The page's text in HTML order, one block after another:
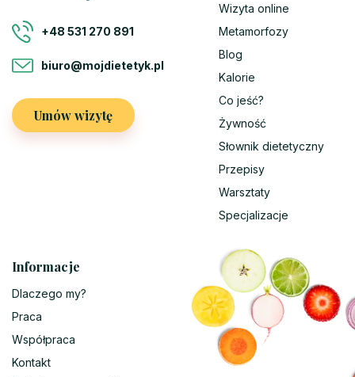
+48 531 270 891
biuro@mojdietetyk.pl
Umów wizytę
Wizyta online
Metamorfozy
Blog
Kalorie
Co jeść?
Żywność
Słownik dietetyczny
Przepisy
Warsztaty
Specjalizacje
Informacje
Dlaczego my?
Praca
Współpraca
Kontakt